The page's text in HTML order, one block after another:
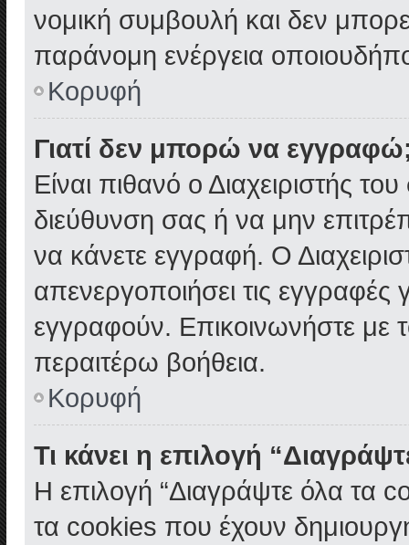
νομική συμβουλή και δεν
παράνομη ενέργεια
Κορυφή
Γιατί δεν μπορώ να
Είναι πιθανό ο Διαχειριστής
διεύθυνση σας ή να μην
να κάνετε εγγραφή. Ο
απενεργοποιήσει τις εγγραφές
εγγραφούν. Επικοινωνήστε με
περαιτέρω βοήθεια.
Κορυφή
Τι κάνει η επιλογή
Η επιλογή “Διαγράψτε όλα τα
τα cookies που έχουν